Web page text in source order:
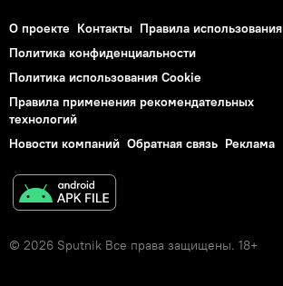
О проекте Контакты Правила использования
Политика конфиденциальности
Политика использования Cookie
Правила применения рекомендательных
технологий
Новости компаний Обратная связь Реклама
© 2026 Sputnik Все права защищены. 18+